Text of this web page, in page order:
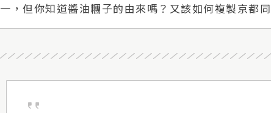
一，但你知道醬油糰子的由來嗎？又該如何複製京都